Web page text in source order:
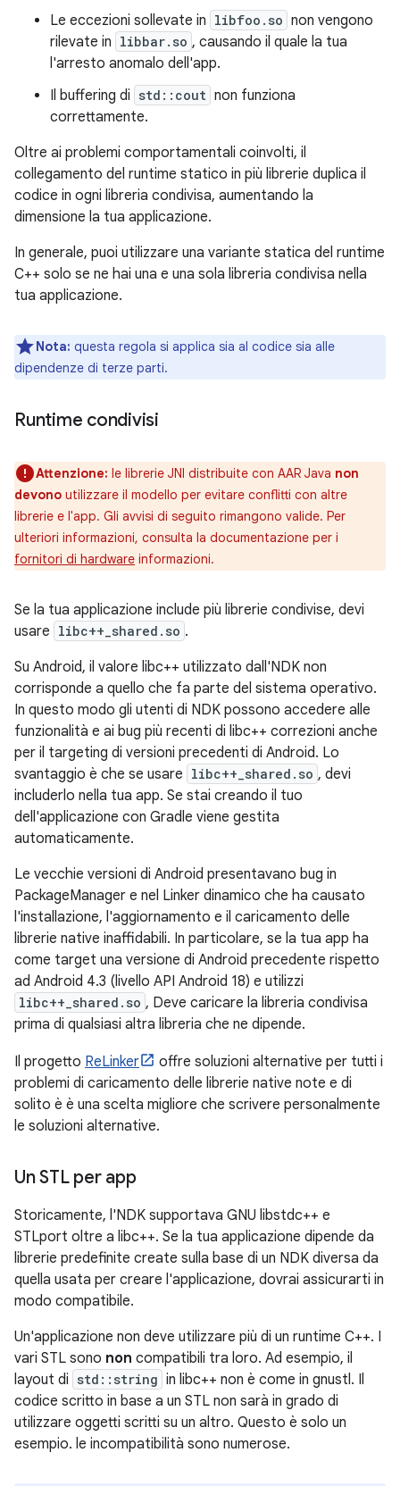
Le eccezioni sollevate in libfoo.so non vengono
rilevate in libbar.so , causando il quale la tua
l'arresto anomalo dell'app.
Il buffering di std::cout non funziona
correttamente.
Oltre ai problemi comportamentali coinvolti, il
collegamento del runtime statico in più librerie duplica il
codice in ogni libreria condivisa, aumentando la
dimensione la tua applicazione.
In generale, puoi utilizzare una variante statica del runtime
C++ solo se ne hai una e una sola libreria condivisa nella
tua applicazione.
Nota: questa regola si applica sia al codice sia alle
dipendenze di terze parti.
Runtime condivisi
Attenzione: le librerie JNI distribuite con AAR Java non
devono utilizzare il modello per evitare conflitti con altre
librerie e l'app. Gli avvisi di seguito rimangono valide. Per
ulteriori informazioni, consulta la documentazione per i
fornitori di hardware informazioni.
Se la tua applicazione include più librerie condivise, devi
usare libc++_shared.so .
Su Android, il valore libc++ utilizzato dall'NDK non
corrisponde a quello che fa parte del sistema operativo.
In questo modo gli utenti di NDK possono accedere alle
funzionalità e ai bug più recenti di libc++ correzioni anche
per il targeting di versioni precedenti di Android. Lo
svantaggio è che se usare libc++_shared.so , devi
includerlo nella tua app. Se stai creando il tuo
dell'applicazione con Gradle viene gestita
automaticamente.
Le vecchie versioni di Android presentavano bug in
PackageManager e nel Linker dinamico che ha causato
l'installazione, l'aggiornamento e il caricamento delle
librerie native inaffidabili. In particolare, se la tua app ha
come target una versione di Android precedente rispetto
ad Android 4.3 (livello API Android 18) e utilizzi
libc++_shared.so , Deve caricare la libreria condivisa
prima di qualsiasi altra libreria che ne dipende.
Il progetto ReLinker
offre soluzioni alternative per tutti i
problemi di caricamento delle librerie native note e di
solito è è una scelta migliore che scrivere personalmente
le soluzioni alternative.
Un STL per app
Storicamente, l'NDK supportava GNU libstdc++ e
STLport oltre a libc++. Se la tua applicazione dipende da
librerie predefinite create sulla base di un NDK diversa da
quella usata per creare l'applicazione, dovrai assicurarti in
modo compatibile.
Un'applicazione non deve utilizzare più di un runtime C++. I
vari STL sono non compatibili tra loro. Ad esempio, il
layout di std::string in libc++ non è come in gnustl. Il
codice scritto in base a un STL non sarà in grado di
utilizzare oggetti scritti su un altro. Questo è solo un
esempio. le incompatibilità sono numerose.